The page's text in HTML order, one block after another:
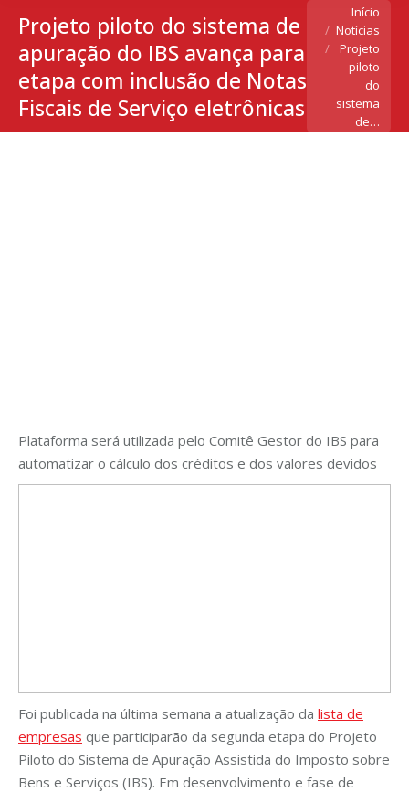
Projeto piloto do sistema de
apuração do IBS avança para
etapa com inclusão de Notas
Fiscais de Serviço eletrônicas
Você está aqui:
Início
Notícias
Projeto
piloto
do
sistema
de…
Plataforma será utilizada pelo Comitê Gestor do IBS para
automatizar o cálculo dos créditos e dos valores devidos
Foi publicada na última semana a atualização da lista de
empresas que participarão da segunda etapa do Projeto
Piloto do Sistema de Apuração Assistida do Imposto sobre
Bens e Serviços (IBS). Em desenvolvimento e fase de